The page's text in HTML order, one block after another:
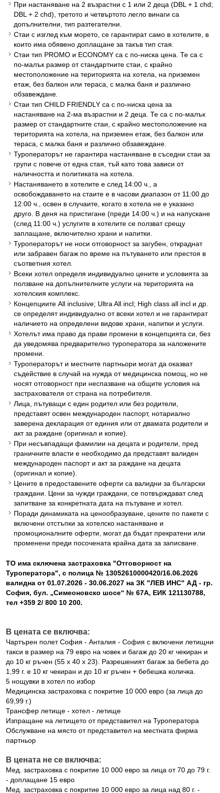
При настаняване на 2 възрастни с 1 или 2 деца (DBL + 1 chd;
DBL + 2 chd), третото и четвъртото легло винаги са
допълнителни, тип разтегателни.
Стаи с изглед към морето, се гарантират само в хотелите, в
които има обявено доплащане за такъв тип стая.
Стаи тип PROMO и ECONOMY са с по-ниска цена. Те са с
по-малък размер от стандартните стаи, с крайно
местоположение на територията на хотела, на приземен
етаж, без балкон или тераса, с малка баня и различно
обзавеждане.
Стаи тип CHILD FRIENDLY са с по-ниска цена за
настаняване на 2-ма възрастни и 2 деца. Те са с по-малък
размер от стандартните стаи, с крайно местоположение на
територията на хотела, на приземен етаж, без балкон или
тераса, с малка баня и различно обзавеждане.
Туроператорът не гарантира настаняване в съседни стаи за
групи с повече от една стая, тъй като това зависи от
наличността и политиката на хотела.
Настаняването в хотелите е след 14:00 ч., а
освобождаването на стаите е в часови диапазон от 11:00 до
12:00 ч., освен в случаите, когато в хотела не е указано
друго. В деня на пристигане (преди 14:00 ч.) и на напускане
(след 11:00 ч.) услугите в хотелите се ползват срещу
заплащане, включително храни и напитки.
Туроператорът не носи отговорност за загубен, откраднат
или забравен багаж по време на пътуването или престоя в
съответния хотел.
Всеки хотел определя индивидуално цените и условията за
ползване на допълнителните услуги на територията на
хотелския комплекс.
Концепциите All inclusive; Ultra All incl; High class all incl и др.
се определят индивидуално от всеки хотел и не гарантират
наличието на определени видове храни, напитки и услуги.
Хотелът има право да прави промени в концепцията си, без
да уведомява предварително туроператора за наложените
промени.
Туроператорът и местните партньори могат да оказват
съдействие в случай на нужда от медицинска помощ, но не
носят отговорност при неспазване на общите условия на
застрахователя от страна на потребителя.
Лица, пътуващи с един родител или без родители,
представят освен международен паспорт, нотариално
заверена декларация от единия или от двамата родители и
акт за раждане (оригинал и копие).
При несъвпадащи фамилии на децата и родители, пред
граничните власти е необходимо да представят валиден
международен паспорт и акт за раждане на децата
(оригинал и копие).
Цените в предоставените оферти са валидни за български
граждани. Цени за чужди граждани, се потвърждават след
запитване за конкретната дата на пътуване и хотел.
Поради динамиката на ценообразуване, цените по пакети с
включени отстъпки за хотелско настаняване и
промоционалните оферти, могат да бъдат прекратени или
променени преди посочената крайна дата за записване.
ТO има сключена застраховка "Отговорност на
Туроператора", с полица № 13052610000420/16.06.2026
валидна от 01.07.2026 - 30.06.2027 на ЗК "ЛЕВ ИНС" АД - гр.
София, бул. „Симеоновско шосе“ № 67А, ЕИК 121130788,
тел +359 2/ 800 10 200.
В цената се включва:
Чартърен полет София - Анталия - София с включени летищни
такси в размер на 79 евро на човек и багаж до 20 кг чекиран и
до 10 кг ръчен (55 х 40 х 23). Разрешеният багаж за бебета до
1,99 г. е 10 кг чекиран и до 10 кг ръчен + бебешка количка.
5 нощувки в хотел по избор
Медицинска застраховка с покритие 10 000 евро (за лица до
69,99 г.)
Трансфер летище - хотел - летище
Изпращане на летището от представител на Туроператора
Обслужване на място от представител на местната фирма
партньор
В цената не се включва:
Мед. застраховка с покритие 10 000 евро за лица от 70 до 79 г.
- доплащане 15 евро
Мед. застраховка с покритие 10 000 евро за лица над 80 г. -